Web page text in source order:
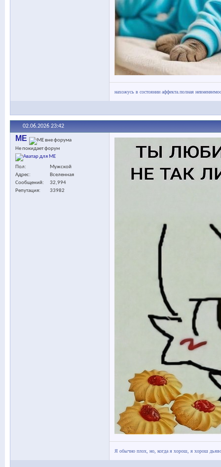
нахожусь в состоянии аффекта.полная
02.06.2026 23:42
МЕ
Не покидает форум
Пол
Мужской
Адрес
Вселенная
Сообщений
32,994
Репутация
33982
Я обычно плох, но, когда я хорош, я хорош